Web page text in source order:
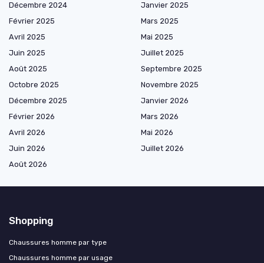
Décembre 2024
Janvier 2025
Février 2025
Mars 2025
Avril 2025
Mai 2025
Juin 2025
Juillet 2025
Août 2025
Septembre 2025
Octobre 2025
Novembre 2025
Décembre 2025
Janvier 2026
Février 2026
Mars 2026
Avril 2026
Mai 2026
Juin 2026
Juillet 2026
Août 2026
Shopping
Chaussures homme par type
Chaussures homme par usage